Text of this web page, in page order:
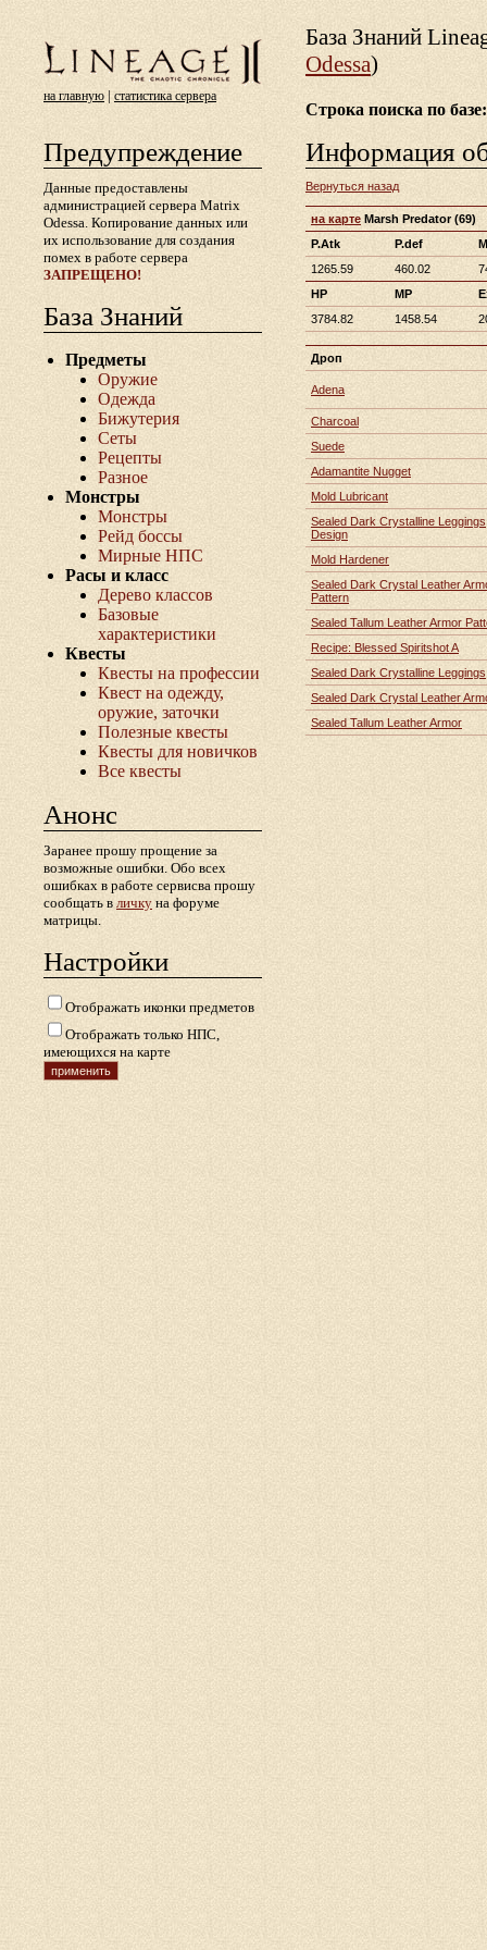
на главную | статистика сервера
База Знаний
Odessa)
Строка поиска по базе:
Предупреждение
Данные предоставлены
администрацией сервера Matrix
Odessa. Копирование данных или
их использование для создания
помех в работе сервера
ЗАПРЕЩЕНО!
База Знаний
Предметы
Оружие
Одежда
Бижутерия
Сеты
Рецепты
Разное
Монстры
Монстры
Рейд боссы
Мирные НПС
Расы и класс
Дерево классов
Базовые
характеристики
Квесты
Квесты на профессии
Квест на одежду,
оружие, заточки
Полезные квесты
Квесты для новичков
Все квесты
Анонс
Заранее прошу прощение за
возможные ошибки. Обо всех
ошибках в работе сервисва прошу
сообщать в личку на форуме
матрицы.
Настройки
Отображать иконки предметов
Отображать только НПС,
имеющихся на карте
Информация
Вернуться назад
на карте Marsh Predator(69)
P.Atk
P.def
1265.59
460.02
HP
MP
3784.82
1458.54
Дроп
Adena
Charcoal
Suede
Adamantite Nugget
Mold Lubricant
Sealed Dark Crystalline Leggings
Design
Mold Hardener
Sealed Dark Crystal Leather
Pattern
Sealed Tallum Leather Armor
Recipe: Blessed Spiritshot A
Sealed Dark Crystalline Leggings
Sealed Dark Crystal Leather
Sealed Tallum Leather Armor